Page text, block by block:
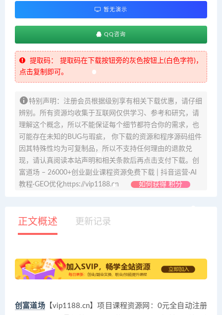
暂无演示
QQ咨询
提取码：
提取码在下载按钮旁的灰色按钮上(白色字符)，
点击复制即可。
特别声明：注册会员根据级别享有相关下载优惠，请仔细
辨别。所有资源均收集于互联网仅供学习、参考和研究，请
理解这个概念，所以不能保证每个细节都符合你的需求，也
可能存在未知的BUG与瑕疵， 你下载的资源和程序源码组件
因其特殊性均为可复制品，所以不支持任何理由的退款兑
现，请认真阅读本站声明和相关条款后再点击支付下载。创
富道场 – 26000+创业副业课程资源免费下载 | 抖音运营·AI
教程·GEO优化https://vip1188.cn
如何获得 积分
正文概述 更新记录
创富道场【vip1188.cn】项目课程资源网：0元全自动注册